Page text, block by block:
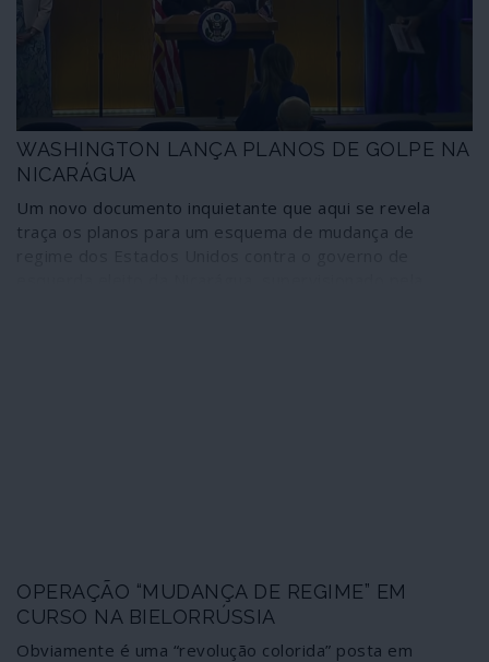
WASHINGTON LANÇA PLANOS DE GOLPE NA
NICARÁGUA
Um novo documento inquietante que aqui se revela
traça os planos para um esquema de mudança de
OPERAÇÃO “MUDANÇA DE REGIME” EM
CURSO NA BIELORRÚSSIA
Obviamente é uma “revolução colorida” posta em